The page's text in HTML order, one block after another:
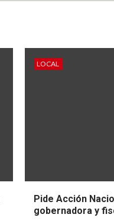
LOCAL
Pide Acción
gobernadora y